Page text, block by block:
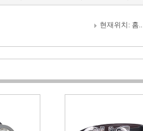
현재위치: 홈..